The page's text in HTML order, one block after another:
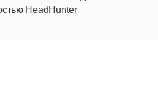
HeadHunter